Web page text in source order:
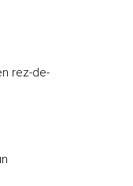
rez-de-